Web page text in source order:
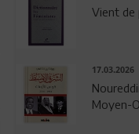
Vient de
17.03.2026
Moyen-